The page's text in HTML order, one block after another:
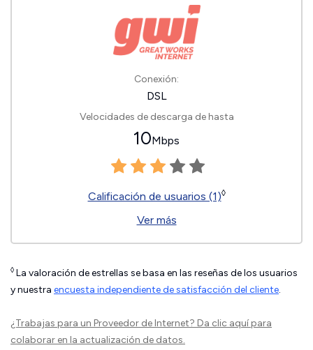
Conexión:
DSL
Velocidades de descarga de hasta
10Mbps
Calificación de usuarios (1)◊
Ver más
◊ La valoración de estrellas se basa en las reseñas de los usuarios
y nuestra encuesta independiente de satisfacción del cliente.
¿Trabajas para un Proveedor de Internet? Da clic aquípara
colaborar en la actualización de datos.